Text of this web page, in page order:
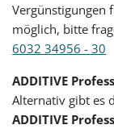
Vergünstigungen
möglich, bitte
6032 34956 - 30
ADDITIVE
Alternativ gibt es
ADDITIVE